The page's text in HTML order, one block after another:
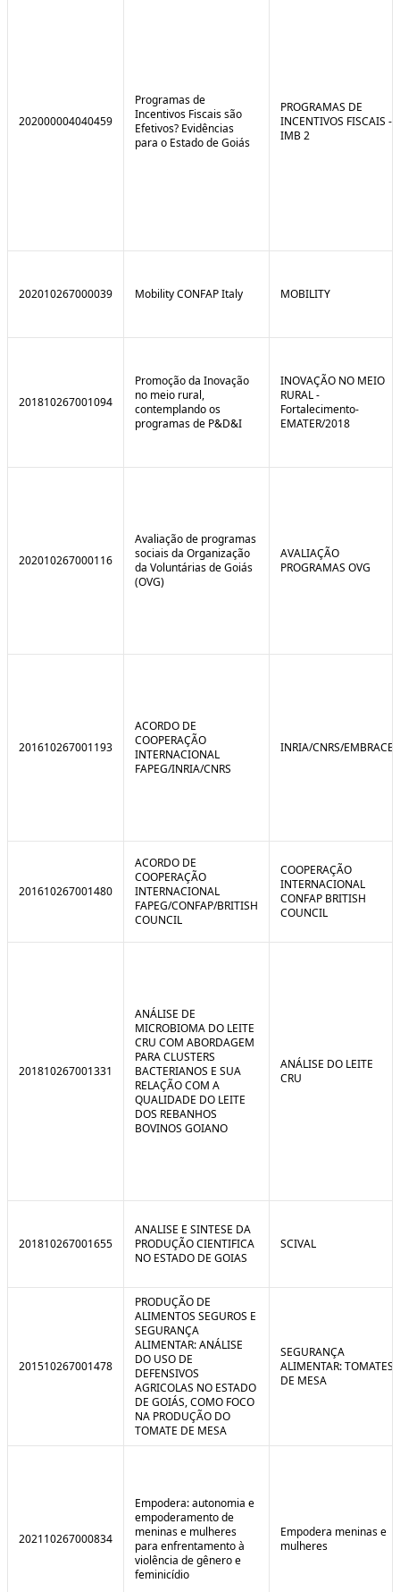
202000004040459
Programas de
Incentivos Fiscais são
Efetivos? Evidências
para o Estado de Goiás
PROGRAMAS DE
INCENTIVOS FISCAIS -
IMB 2
202010267000039 Mobility CONFAP Italy MOBILITY
201810267001094
Promoção da Inovação
no meio rural,
contemplando os
programas de P&D&I
INOVAÇÃO NO MEIO
RURAL -
Fortalecimento-
EMATER/2018
202010267000116
Avaliação de programas
sociais da Organização
da Voluntárias de Goiás
(OVG)
AVALIAÇÃO
PROGRAMAS OVG
201610267001193
ACORDO DE
COOPERAÇÃO
INTERNACIONAL
FAPEG/INRIA/CNRS
INRIA/CNRS/EMBRACE
201610267001480
ACORDO DE
COOPERAÇÃO
INTERNACIONAL
FAPEG/CONFAP/BRITISH
COUNCIL
COOPERAÇÃO
INTERNACIONAL
CONFAP BRITISH
COUNCIL
201810267001331
ANÁLISE DE
MICROBIOMA DO LEITE
CRU COM ABORDAGEM
PARA CLUSTERS
BACTERIANOS E SUA
RELAÇÃO COM A
QUALIDADE DO LEITE
DOS REBANHOS
BOVINOS GOIANO
ANÁLISE DO LEITE
CRU
201810267001655
ANALISE E SINTESE DA
PRODUÇÃO CIENTIFICA
NO ESTADO DE GOIAS
SCIVAL
201510267001478
PRODUÇÃO DE
ALIMENTOS SEGUROS E
SEGURANÇA
ALIMENTAR: ANÁLISE
DO USO DE
DEFENSIVOS
AGRICOLAS NO ESTADO
DE GOIÁS, COMO FOCO
NA PRODUÇÃO DO
TOMATE DE MESA
SEGURANÇA
ALIMENTAR: TOMATES
DE MESA
202110267000834
Empodera: autonomia e
empoderamento de
meninas e mulheres
para enfrentamento à
violência de gênero e
feminicídio
Empodera meninas e
mulheres